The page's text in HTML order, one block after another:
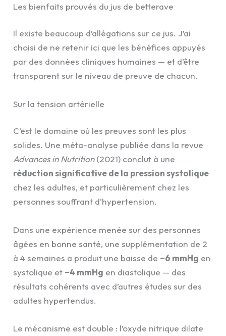
Les bienfaits prouvés du jus de betterave
Il existe beaucoup d’allégations sur ce jus. J’ai
choisi de ne retenir ici que les bénéfices appuyés
par des données cliniques humaines — et d’être
transparent sur le niveau de preuve de chacun.
Sur la tension artérielle
C’est le domaine où les preuves sont les plus
solides. Une méta-analyse publiée dans la revue
Advances in Nutrition(2021) conclut à une
réduction significative de la pression systolique
chez les adultes, et particulièrement chez les
personnes souffrant d’hypertension.
Dans une expérience menée sur des personnes
âgées en bonne santé, une supplémentation de 2
à 4 semaines a produit une baisse de −6 mmHg en
systolique et −4 mmHg en diastolique — des
résultats cohérents avec d’autres études sur des
adultes hypertendus.
Le mécanisme est double : l’oxyde nitrique dilate